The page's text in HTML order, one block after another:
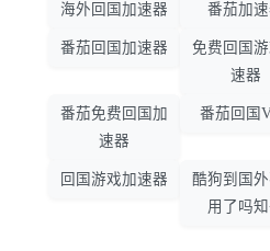
海外回国加速器 番茄加
番茄回国加速器
免费回国
速器
番茄免费回国加
速器
番茄回国
回国游戏加速器
酷狗到国
用了吗